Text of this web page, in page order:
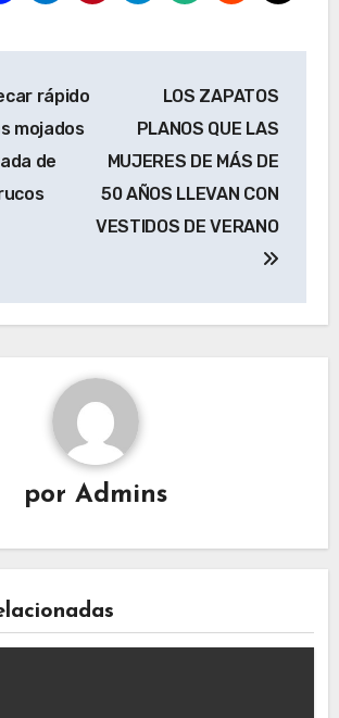
rápido
mojados
de
LOS ZAPATOS
PLANOS QUE LAS
MUJERES DE MÁS DE
50 AÑOS LLEVAN CON
VESTIDOS DE VERANO
por Admins